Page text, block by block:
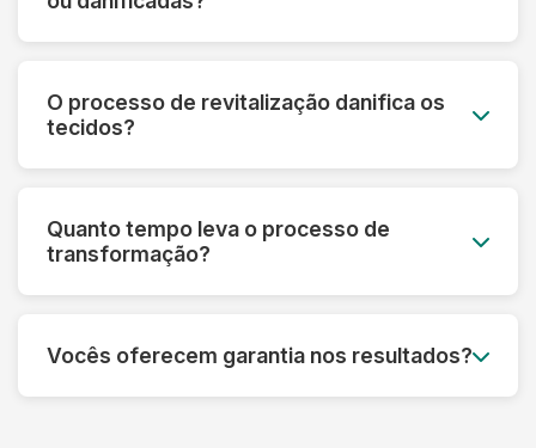
prévia e informamos o que é possível restaurar
O processo de revitalização danifica os
tecidos?
prolongar a vida útil das roupas, sempre
respeitando as características de cada material.
Quanto tempo leva o processo de
transformação?
de restauração podem precisar de um tempo
adicional para garantir o melhor resultado.
Vocês oferecem garantia nos resultados?